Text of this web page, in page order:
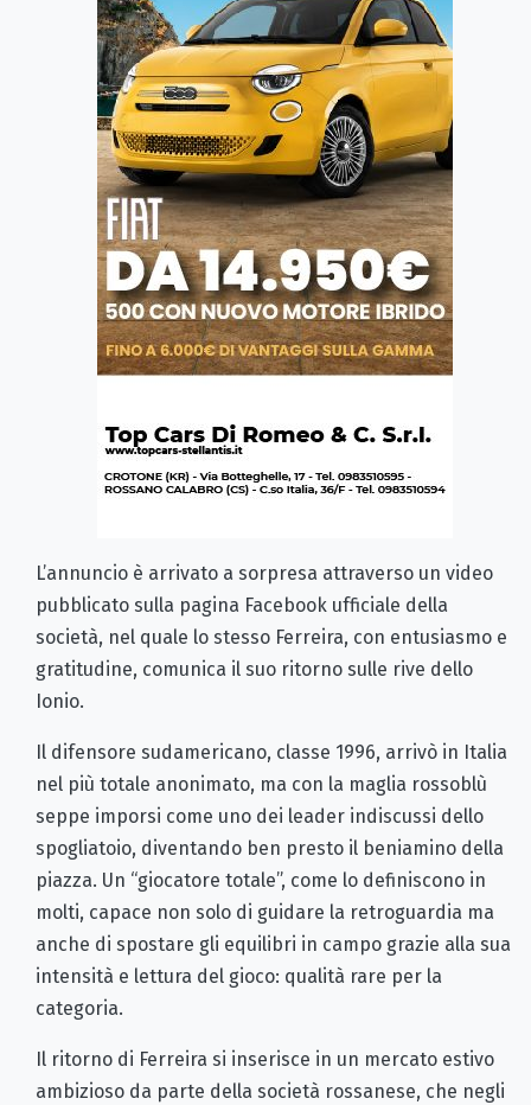
L’annuncio è arrivato a sorpresa attraverso un video
pubblicato sulla pagina Facebook ufficiale della
società, nel quale lo stesso Ferreira, con entusiasmo e
gratitudine, comunica il suo ritorno sulle rive dello
Ionio.
Il difensore sudamericano, classe 1996, arrivò in Italia
nel più totale anonimato, ma con la maglia rossoblù
seppe imporsi come uno dei leader indiscussi dello
spogliatoio, diventando ben presto il beniamino della
piazza. Un “giocatore totale”, come lo definiscono in
molti, capace non solo di guidare la retroguardia ma
anche di spostare gli equilibri in campo grazie alla sua
intensità e lettura del gioco: qualità rare per la
categoria.
Il ritorno di Ferreira si inserisce in un mercato estivo
ambizioso da parte della società rossanese, che negli